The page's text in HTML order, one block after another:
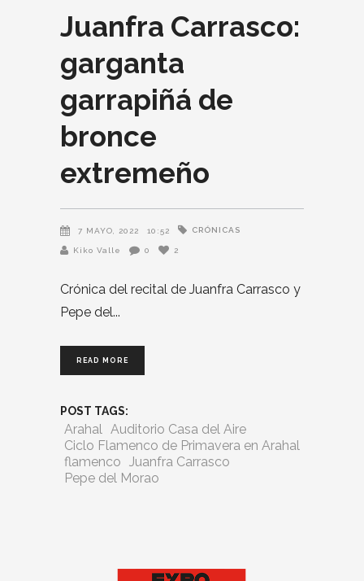
Juanfra Carrasco:
garganta
garrapiñá de
bronce
extremeño
7 MAYO, 2022 10:52 CRÓNICAS
Kiko Valle 0 2
Crónica del recital de Juanfra Carrasco y
Pepe del
READ MORE
POST TAGS:
Arahal
Auditorio Casa del Aire
Ciclo Flamenco de Primavera en Arahal
flamenco Juanfra Carrasco
Pepe del Morao